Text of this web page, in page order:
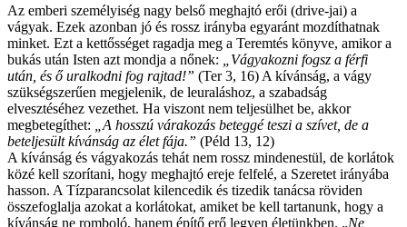
Az emberi személyiség nagy belső meghajtó erői (drive-jai) a
vágyak. Ezek azonban jó és rossz irányba egyaránt mozdíthatnak
minket. Ezt a kettősséget ragadja meg a Teremtés könyve, amikor a
bukás után Isten azt mondja a nőnek:
Vágyakozni fogsz a férfi
után, és ő uralkodni fog rajtad!” (Ter 3, 16) A kívánság, a vágy
szükségszerűen megjelenik, de leuraláshoz, a szabadság
elvesztéséhez vezethet. Ha viszont nem teljesülhet be, akkor
megbetegíthet:
„A hosszú várakozás beteggé teszi a szívet, de a
beteljesült kívánság az élet fája.” (Péld 13, 12)
A kívánság és vágyakozás tehát nem rossz mindenestül, de korlátok
közé kell szorítani, hogy meghajtó ereje felfelé, a Szeretet irányába
hasson. A Tízparancsolat kilencedik és tizedik tanácsa röviden
összefoglalja azokat a korlátokat, amiket be kell tartanunk, hogy a
kívánság ne romboló, hanem építő erő legyen életünkben. „Ne